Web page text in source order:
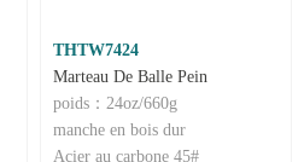
THTW7424
Marteau De Balle Pein
poids：24oz/660g
manche en bois dur
Acier au carbone 45#